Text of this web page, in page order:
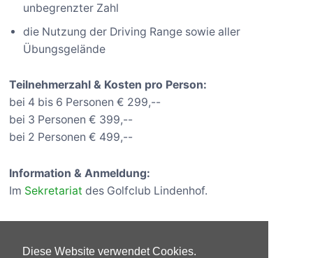
Diese Website verwendet Cookies.
unbegrenzter Zahl
die Nutzung der Driving Range sowie aller
Übungsgelände
Teilnehmerzahl & Kosten pro Person:
bei 4 bis 6 Personen € 299,--
bei 3 Personen € 399,--
bei 2 Personen € 499,--
Information & Anmeldung:
Im Sekretariat des Golfclub Lindenhof.